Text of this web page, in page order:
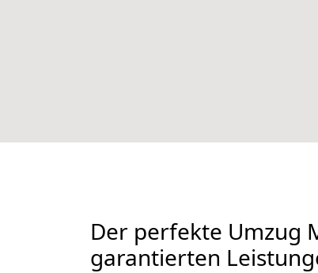
Der perfekte Umzug
garantierten